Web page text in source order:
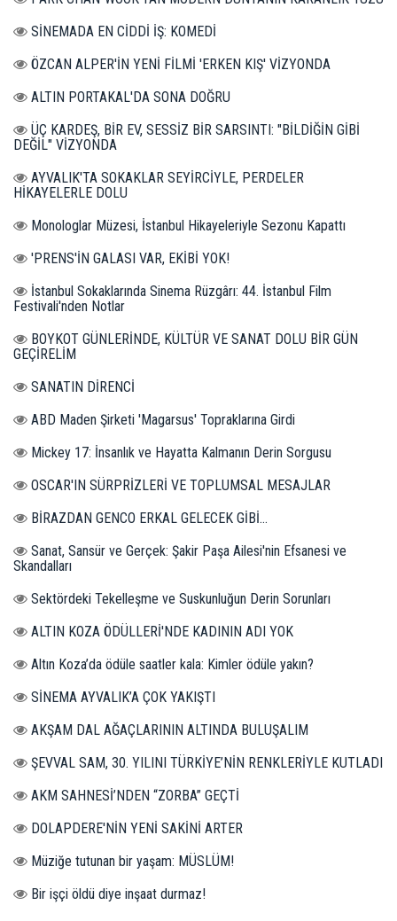
SİNEMADA EN CİDDİ İŞ: KOMEDİ
ÖZCAN ALPER'İN YENİ FİLMİ 'ERKEN KIŞ' VİZYONDA
ALTIN PORTAKAL'DA SONA DOĞRU
ÜÇ KARDEŞ, BİR EV, SESSİZ BİR SARSINTI: "BİLDİĞİN GİBİ
DEĞİL" VİZYONDA
AYVALIK'TA SOKAKLAR SEYİRCİYLE, PERDELER
HİKAYELERLE DOLU
Monologlar Müzesi, İstanbul Hikayeleriyle Sezonu Kapattı
'PRENS'İN GALASI VAR, EKİBİ YOK!
İstanbul Sokaklarında Sinema Rüzgârı: 44. İstanbul Film
Festivali'nden Notlar
BOYKOT GÜNLERİNDE, KÜLTÜR VE SANAT DOLU BİR GÜN
GEÇİRELİM
SANATIN DİRENCİ
ABD Maden Şirketi 'Magarsus' Topraklarına Girdi
Mickey 17: İnsanlık ve Hayatta Kalmanın Derin Sorgusu
OSCAR'IN SÜRPRİZLERİ VE TOPLUMSAL MESAJLAR
BİRAZDAN GENCO ERKAL GELECEK GİBİ...
Sanat, Sansür ve Gerçek: Şakir Paşa Ailesi'nin Efsanesi ve
Skandalları
Sektördeki Tekelleşme ve Suskunluğun Derin Sorunları
ALTIN KOZA ÖDÜLLERİ'NDE KADININ ADI YOK
Altın Koza’da ödüle saatler kala: Kimler ödüle yakın?
SİNEMA AYVALIK’A ÇOK YAKIŞTI
AKŞAM DAL AĞAÇLARININ ALTINDA BULUŞALIM
ŞEVVAL SAM, 30. YILINI TÜRKİYE’NİN RENKLERİYLE KUTLADI
AKM SAHNESİ’NDEN “ZORBA” GEÇTİ
DOLAPDERE'NİN YENİ SAKİNİ ARTER
Müziğe tutunan bir yaşam: MÜSLÜM!
Bir işçi öldü diye inşaat durmaz!